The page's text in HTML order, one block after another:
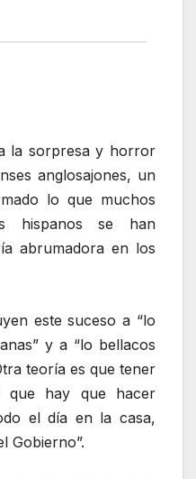
la sorpresa y horror
anglosajones, un
lo que muchos
hispanos se han
abrumadora en los
este suceso a “lo
y a “lo bellacos
teoría es que tener
que hay que hacer
el día en la casa,
Gobierno”.